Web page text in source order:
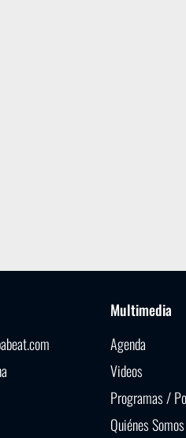
Multimedia
Agenda
Videos
Programas /
Quiénes Somos